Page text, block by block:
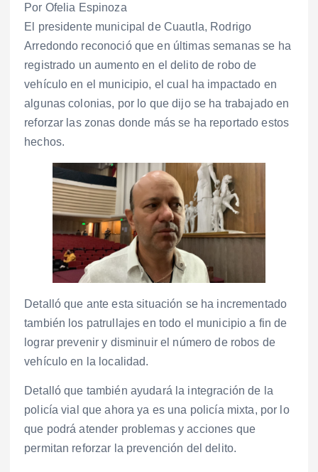
Por Ofelia Espinoza
El presidente municipal de Cuautla, Rodrigo
Arredondo reconoció que en últimas semanas se ha
registrado un aumento en el delito de robo de
vehículo en el municipio, el cual ha impactado en
algunas colonias, por lo que dijo se ha trabajado en
reforzar las zonas donde más se ha reportado estos
hechos.
Detalló que ante esta situación se ha incrementado
también los patrullajes en todo el municipio a fin de
lograr prevenir y disminuir el número de robos de
vehículo en la localidad.
Detalló que también ayudará la integración de la
policía vial que ahora ya es una policía mixta, por lo
que podrá atender problemas y acciones que
permitan reforzar la prevención del delito.